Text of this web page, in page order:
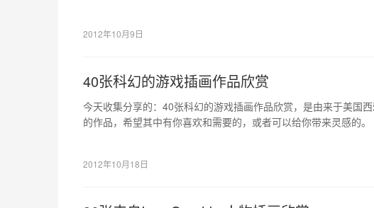
2012年10月9日
40张科幻的游戏插画作品欣赏
今天收集分享的：40张科幻的游戏插画作品欣赏，是由来于美国
的作品，希望其中有你喜欢和需要的，或者可以给你带来灵感的。
2012年10月18日